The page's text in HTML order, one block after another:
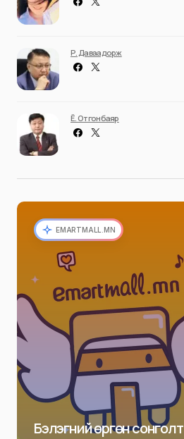
Р. Даваадорж
Ё. Отгонбаяр
EMARTMALL.MN
Бэлэгний өргөн сонголт